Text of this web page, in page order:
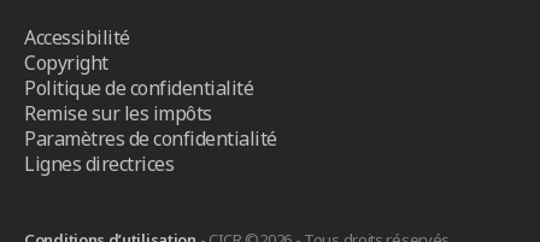
Accessibilité
Copyright
Politique de confidentialité
Remise sur les impôts
Paramètres de confidentialité
Lignes directrices